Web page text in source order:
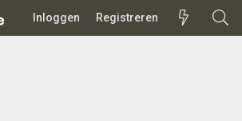
Inloggen Registreren